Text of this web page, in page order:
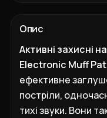
Опис
Активні захисні
Electronic Muff
ефективне
постріли,
тихі звуки. Вони